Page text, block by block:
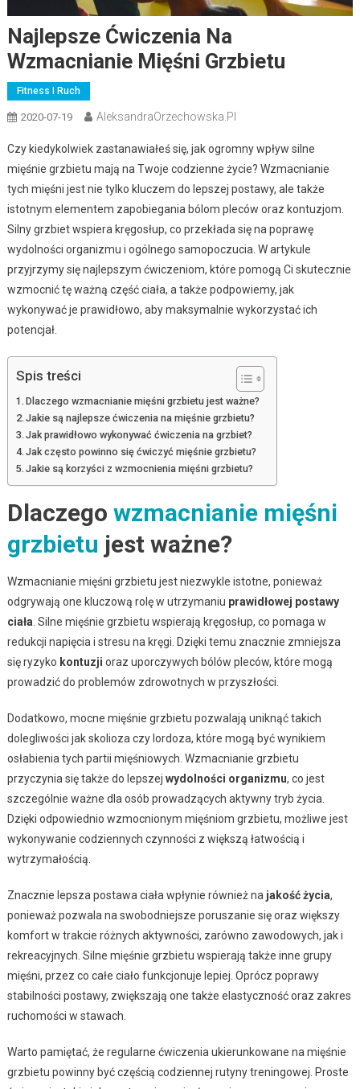
Najlepsze Ćwiczenia Na
Wzmacnianie Mięśni Grzbietu
Fitness I Ruch
2020-07-19 AleksandraOrzechowska.pl
Czy kiedykolwiek zastanawiałeś się, jak ogromny wpływ silne
mięśnie grzbietu mają na Twoje codzienne życie? Wzmacnianie
tych mięśni jest nie tylko kluczem do lepszej postawy, ale także
istotnym elementem zapobiegania bólom pleców oraz kontuzjom.
Silny grzbiet wspiera kręgosłup, co przekłada się na poprawę
wydolności organizmu i ogólnego samopoczucia. W artykule
przyjrzymy się najlepszym ćwiczeniom, które pomogą Ci skutecznie
wzmocnić tę ważną część ciała, a także podpowiemy, jak
wykonywać je prawidłowo, aby maksymalnie wykorzystać ich
potencjał.
Spis treści
Dlaczego wzmacnianie mięśni grzbietu jest ważne?
Jakie są najlepsze ćwiczenia na mięśnie grzbietu?
Jak prawidłowo wykonywać ćwiczenia na grzbiet?
Jak często powinno się ćwiczyć mięśnie grzbietu?
Jakie są korzyści z wzmocnienia mięśni grzbietu?
Dlaczego wzmacnianie mięśni
grzbietu jest ważne?
Wzmacnianie mięśni grzbietu jest niezwykle istotne, ponieważ
odgrywają one kluczową rolę w utrzymaniu prawidłowej postawy
ciała . Silne mięśnie grzbietu wspierają kręgosłup, co pomaga w
redukcji napięcia i stresu na kręgi. Dzięki temu znacznie zmniejsza
się ryzyko kontuzji oraz uporczywych bólów pleców, które mogą
prowadzić do problemów zdrowotnych w przyszłości.
Dodatkowo, mocne mięśnie grzbietu pozwalają uniknąć takich
dolegliwości jak skolioza czy lordoza, które mogą być wynikiem
osłabienia tych partii mięśniowych. Wzmacnianie grzbietu
przyczynia się także do lepszej wydolności organizmu, co jest
szczególnie ważne dla osób prowadzących aktywny tryb życia.
Dzięki odpowiednio wzmocnionym mięśniom grzbietu, możliwe jest
wykonywanie codziennych czynności z większą łatwością i
wytrzymałością.
Znacznie lepsza postawa ciała wpłynie również na jakość życia,
ponieważ pozwala na swobodniejsze poruszanie się oraz większy
komfort w trakcie różnych aktywności, zarówno zawodowych, jak i
rekreacyjnych. Silne mięśnie grzbietu wspierają także inne grupy
mięśni, przez co całe ciało funkcjonuje lepiej. Oprócz poprawy
stabilności postawy, zwiększają one także elastyczność oraz zakres
ruchomości w stawach.
Warto pamiętać, że regularne ćwiczenia ukierunkowane na mięśnie
grzbietu powinny być częścią codziennej rutyny treningowej. Proste